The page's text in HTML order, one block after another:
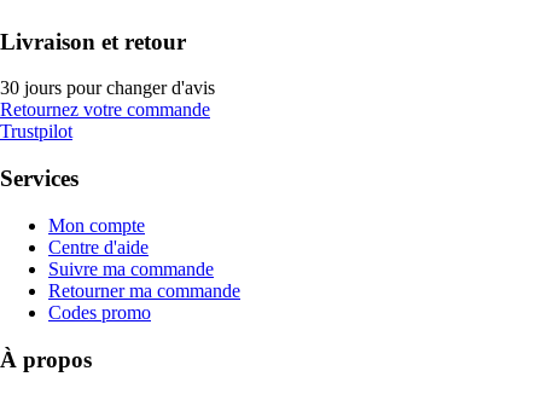
Livraison et retour
30 jours pour changer d'avis
Retournez votre commande
Trustpilot
Services
Mon compte
Centre d'aide
Suivre ma commande
Retourner ma commande
Codes promo
À propos